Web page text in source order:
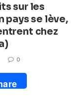
sur les
pays se lève,
chez
0